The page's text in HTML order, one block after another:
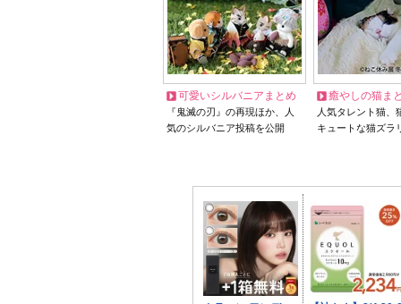
可愛いシルバニアまとめ
『鬼滅の刃』の再現ほか、人
気のシルバニア投稿を公開
癒やしの猫ま
人気タレント猫
キュートな猫ズラ